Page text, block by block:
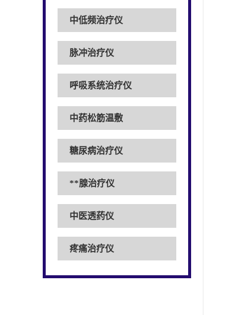
中低频治疗仪
脉冲治疗仪
呼吸系统治疗仪
中药松筋温敷
糖尿病治疗仪
**腺治疗仪
中医透药仪
疼痛治疗仪